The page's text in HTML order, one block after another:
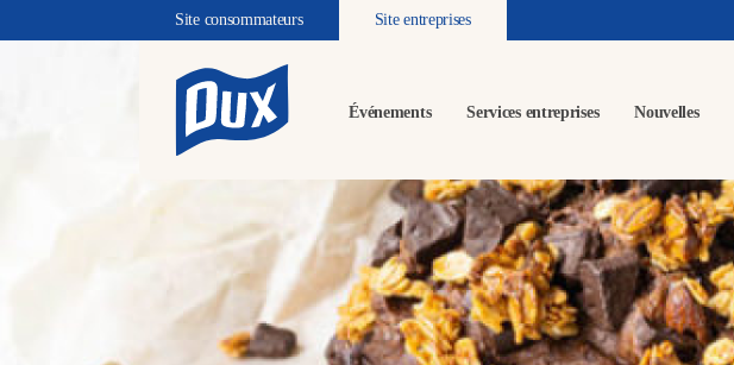
Site consommateurs Site entreprises
Événements Services entreprises Nouvelles